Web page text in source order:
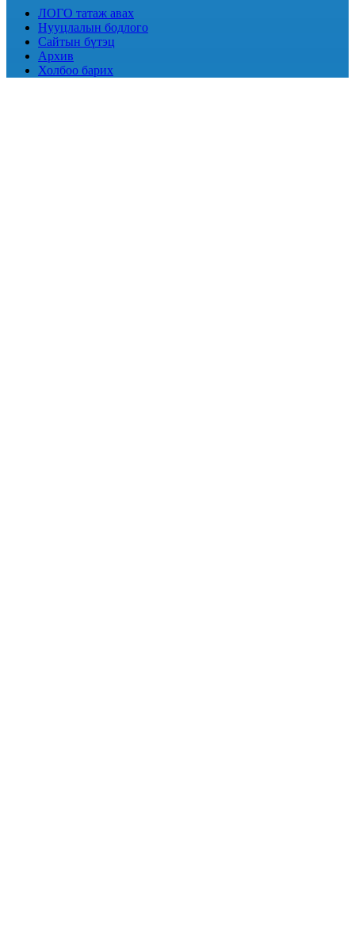
ЛОГО татаж авах
Нууцлалын бодлого
Сайтын бүтэц
Архив
Холбоо барих